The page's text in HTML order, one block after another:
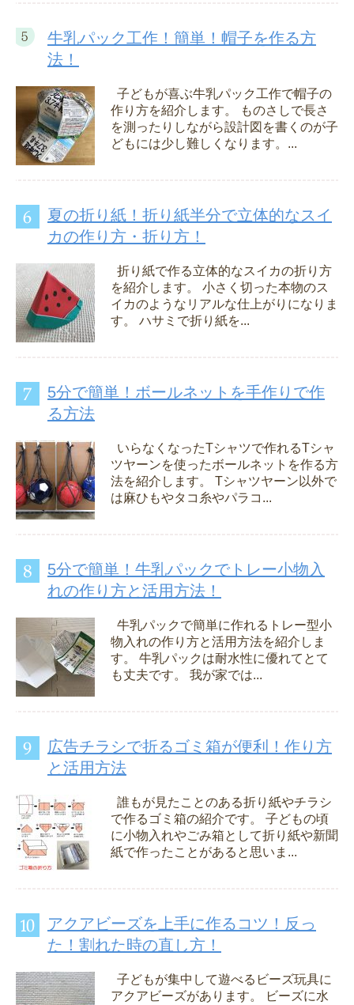
牛乳パック工作！簡単！帽子を作る方
法！
子どもが喜ぶ牛乳パック工作で帽子の
作り方を紹介します。 ものさしで長さ
を測ったりしながら設計図を書くのが子
どもには少し難しくなります。...
夏の折り紙！折り紙半分で立体的なスイ
カの作り方・折り方！
折り紙で作る立体的なスイカの折り方
を紹介します。 小さく切った本物のス
イカのようなリアルな仕上がりになりま
す。 ハサミで折り紙を...
5分で簡単！ボールネットを手作りで作
る方法
いらなくなったTシャツで作れるTシャ
ツヤーンを使ったボールネットを作る方
法を紹介します。 Tシャツヤーン以外で
は麻ひもやタコ糸やパラコ...
5分で簡単！牛乳パックでトレー小物入
れの作り方と活用方法！
牛乳パックで簡単に作れるトレー型小
物入れの作り方と活用方法を紹介しま
す。 牛乳パックは耐水性に優れてとて
も丈夫です。 我が家では...
広告チラシで折るゴミ箱が便利！作り方
と活用方法
誰もが見たことのある折り紙やチラシ
で作るゴミ箱の紹介です。 子どもの頃
に小物入れやごみ箱として折り紙や新聞
紙で作ったことがあると思いま...
アクアビーズを上手に作るコツ！反っ
た！割れた時の直し方！
子どもが集中して遊べるビーズ玩具に
アクアビーズがあります。 ビーズに水